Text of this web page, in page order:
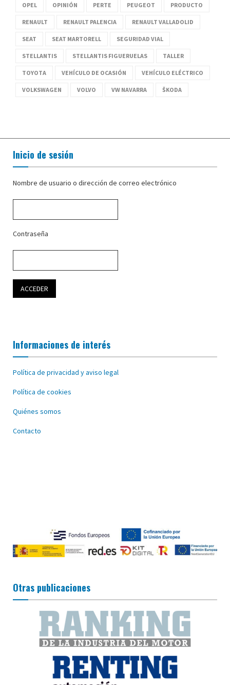
OPEL OPINIÓN PERTE PEUGEOT PRODUCTO
RENAULT RENAULT PALENCIA RENAULT VALLADOLID
SEAT SEAT MARTORELL SEGURIDAD VIAL
STELLANTIS STELLANTIS FIGUERUELAS TALLER
TOYOTA VEHÍCULO DE OCASIÓN VEHÍCULO ELÉCTRICO
VOLKSWAGEN VOLVO VW NAVARRA ŠKODA
Inicio de sesión
Nombre de usuario o dirección de correo electrónico
Contraseña
Informaciones de interés
Política de privacidad y aviso legal
Política de cookies
Quiénes somos
Contacto
Otras publicaciones